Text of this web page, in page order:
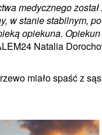
medycznego
w stanie stabilnym,
opiekuna.
Natalia
miało spaść z